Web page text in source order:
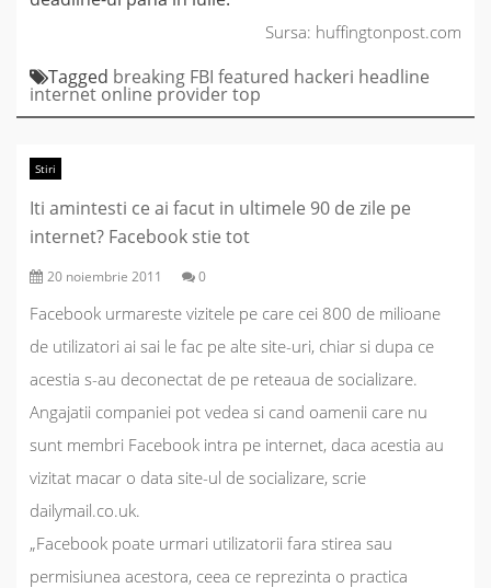
Sursa: huffingtonpost.com
Tagged breaking FBI featured hackeri headline
internet online providertop
Stiri
Iti amintesti ce ai facut in ultimele 90 de zile pe
internet? Facebook stie tot
20 noiembrie 2011 0
Facebook urmareste vizitele pe care cei 800 de milioane
de utilizatori ai sai le fac pe alte site-uri, chiar si dupa ce
acestia s-au deconectat de pe reteaua de socializare.
Angajatii companiei pot vedea si cand oamenii care nu
sunt membri Facebook intra pe internet, daca acestia au
vizitat macar o data site-ul de socializare, scrie
dailymail.co.uk.
„Facebook poate urmari utilizatorii fara stirea sau
permisiunea acestora, ceea ce reprezinta o practica